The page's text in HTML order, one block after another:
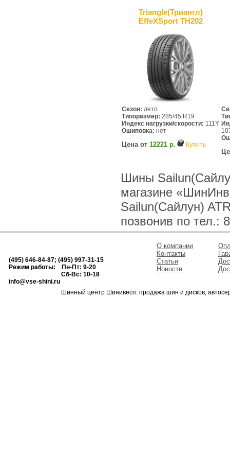
Triangle(Триангл)
EffeXSport TH202
Сезон: лето
Типоразмер: 285/45 R19
Индекс нагрузки/скорости: 111Y
Ошиповка: нет
Цена от 12221 р. Купить
Шины
магазине
Sailun(Сайлун)
позвонив по тел.:
(495) 646-84-87; (495) 997-31-15
Режим работы: Пн-Пт: 9-20
Сб-Вс: 10-18
info@vse-shini.ru
О компании
Контакты
Статьи
Новости
Шинный центр Шинивесп: продажа шин и дисков,